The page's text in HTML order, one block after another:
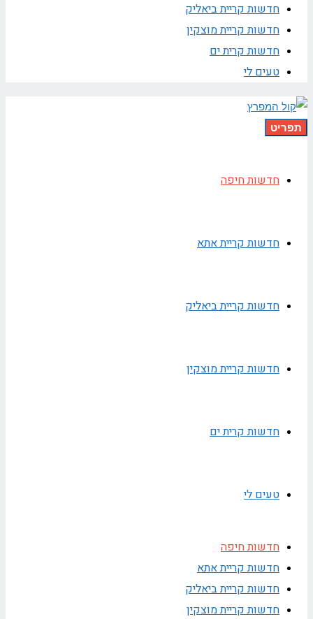
חדשות קריית ביאליק
חדשות קריית מוצקין
חדשות קרית ים
טעים לי
תפריט
חדשות חיפה
חדשות קריית אתא
חדשות קריית ביאליק
חדשות קריית מוצקין
חדשות קרית ים
טעים לי
חדשות חיפה
חדשות קריית אתא
חדשות קריית ביאליק
חדשות קריית מוצקין